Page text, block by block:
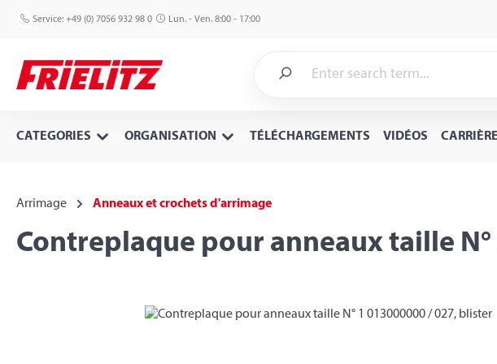
to main content
Skip to search
Skip to main navigation
Service: +49 (0) 7056 932 98 0 Lun. - Ven. 8:00 - 17:00
CATEGORIES ORGANISATION TÉLÉCHARGEMENTS VIDÉOS
Arrimage Anneaux et crochets d'arrimage
Contreplaque pour anneaux taille